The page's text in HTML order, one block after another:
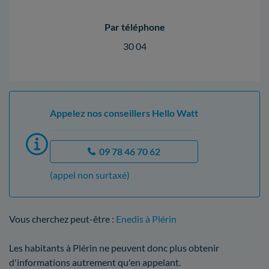
Par téléphone
30 04
Appelez nos conseillers Hello Watt
09 78 46 70 62
(appel non surtaxé)
Vous cherchez peut-être : Enedis à Plérin
Les habitants à Plérin ne peuvent donc plus obtenir
d'informations autrement qu'en appelant.